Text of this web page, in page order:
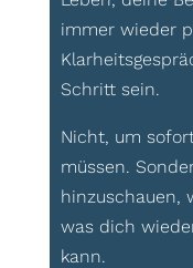
immer wieder
Schritt sein.
Nicht, um
müssen.
hinzuschauen,
was dich
kann.